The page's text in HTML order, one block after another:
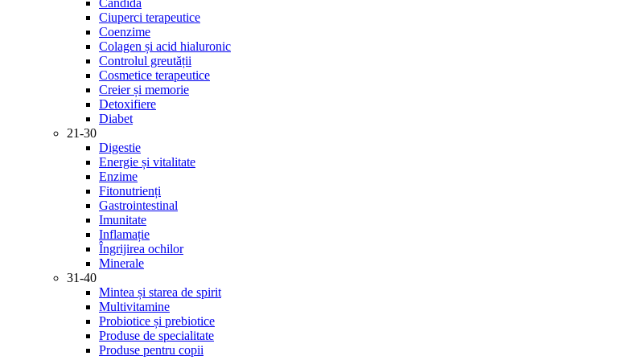
Candida
Ciuperci terapeutice
Coenzime
Colagen și acid hialuronic
Controlul greutății
Cosmetice terapeutice
Creier și memorie
Detoxifiere
Diabet
21-30
Digestie
Energie și vitalitate
Enzime
Fitonutrienți
Gastrointestinal
Imunitate
Inflamație
Îngrijirea ochilor
Minerale
31-40
Mintea și starea de spirit
Multivitamine
Probiotice și prebiotice
Produse de specialitate
Produse pentru copii